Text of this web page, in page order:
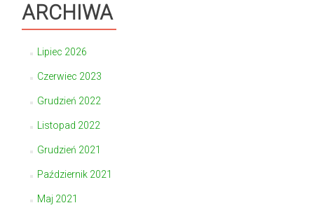
ARCHIWA
Lipiec 2026
Czerwiec 2023
Grudzień 2022
Listopad 2022
Grudzień 2021
Październik 2021
Maj 2021